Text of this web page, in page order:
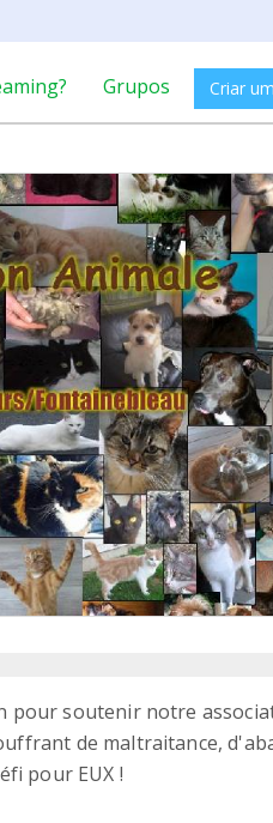
Grupos Criar
pour soutenir notre
de maltraitance,
pour EUX !